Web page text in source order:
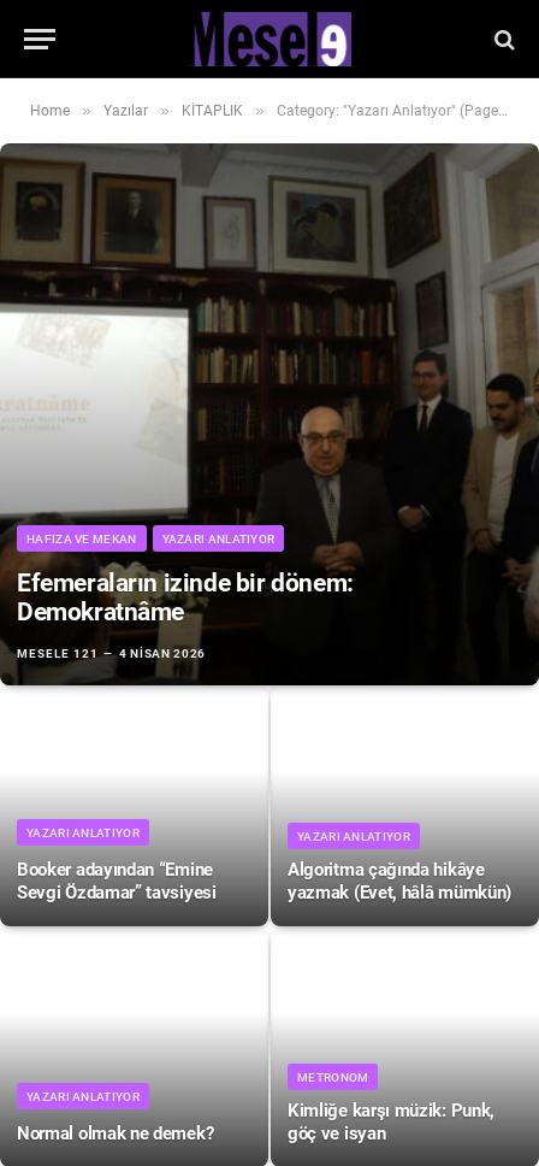
Home » Yazılar » KİTAPLIK » Category: "Yazarı Anlatıyor" (Page 6)
HAFIZA VE MEKAN YAZARI ANLATIYOR
Efemeraların izinde bir dönem:
Demokratnâme
MESELE 121 4 NISAN 2026
YAZARI ANLATIYOR
Booker adayından “Emine
Sevgi Özdamar” tavsiyesi
YAZARI ANLATIYOR
Algoritma çağında hikâye
yazmak (Evet, hâlâ mümkün)
YAZARI ANLATIYOR
Normal olmak ne demek?
METRONOM
Kimliğe karşı müzik: Punk,
göç ve isyan